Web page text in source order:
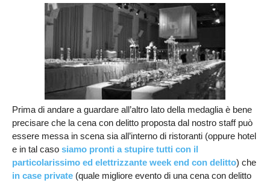
Prima di andare a guardare all’altro lato della medaglia è bene
precisare che la cena con delitto proposta dal nostro staff può
essere messa in scena sia all’interno di ristoranti (oppure hotel
e in tal caso siamo pronti a stupire tutti con il
particolarissimo ed elettrizzante week end con delitto) che
in case private (quale migliore evento di una cena con delitto